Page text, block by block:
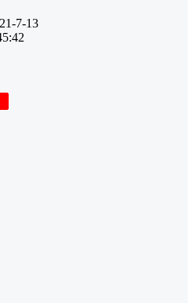
7-13